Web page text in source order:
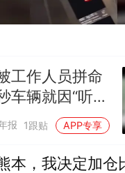
工作人员拼命
车辆就因“听
报 1跟贴 APP专享
本，我决定加仓